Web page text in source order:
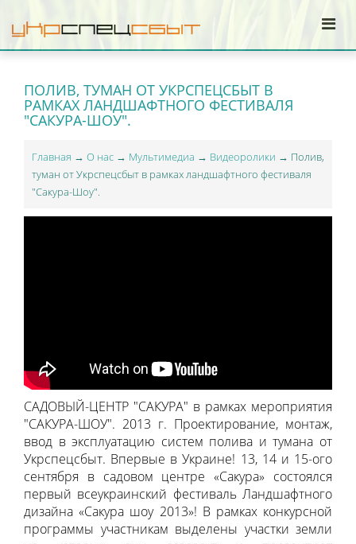
ПОЛИВ, ТУМАН ОТ УКРСПЕЦСБЫТ В
РАМКАХ ЛАНДШАФТНОГО ФЕСТИВАЛЯ
"САКУРА-ШОУ".
Главная → О нас → Мультимедиа → Видеоролики → Полив,
туман от Укрспецсбыт в рамках ландшафтного фестиваля
"Сакура-Шоу".
САДОВЫЙ-ЦЕНТР "САКУРА" в рамках мероприятия
"САКУРА-ШОУ". 2013 г. Проектирование, монтаж,
ввод в эксплуатацию систем полива и тумана от
Укрспецсбыт. Впервые в Украине! 13, 14 и 15-ого
сентября в садовом центре «Сакура» состоялся
первый всеукраинский фестиваль Ландшафтного
дизайна «Сакура шоу 2013»! В рамках конкурсной
программы участникам выделены участки земли